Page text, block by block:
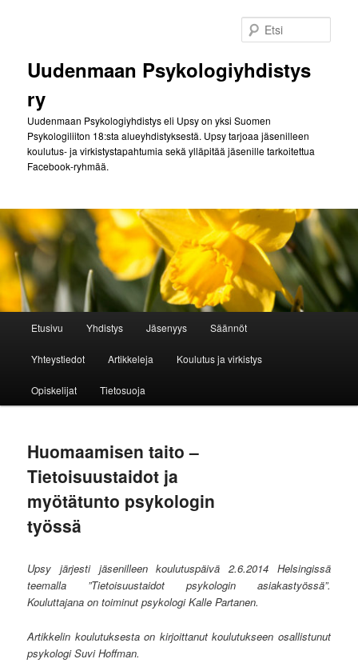
Uudenmaan Psykologiyhdistys
ry
Uudenmaan Psykologiyhdistys eli Upsy on yksi Suomen
Psykologiliiton 18:sta alueyhdistyksestä. Upsy tarjoaa jäsenilleen
koulutus- ja virkistystapahtumia sekä ylläpitää jäsenille tarkoitettua
Facebook-ryhmää.
Etusivu Yhdistys Jäsenyys Säännöt
Yhteystiedot Artikkeleja Koulutus ja virkistys
Opiskelijat Tietosuoja
Huomaamisen taito –
Tietoisuustaidot ja
myötätunto psykologin
työssä
Upsy järjesti jäsenilleen koulutuspäivä 2.6.2014 Helsingissä
teemalla ”Tietoisuustaidot psykologin asiakastyössä”.
Kouluttajana on toiminut psykologi Kalle Partanen.
Artikkelin koulutuksesta on kirjoittanut koulutukseen osallistunut
psykologi Suvi Hoffman.